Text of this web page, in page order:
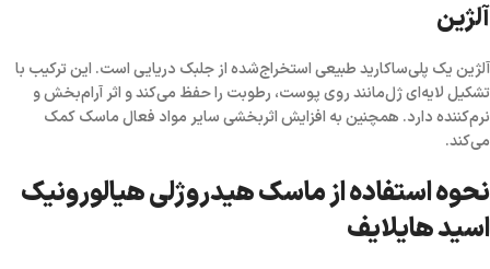
آلژین
آلژین یک پلی‌ساکارید طبیعی استخراج‌شده از جلبک دریایی است. این ترکیب با
تشکیل لایه‌ای ژل‌مانند روی پوست، رطوبت را حفظ می‌کند و اثر آرام‌بخش و
نرم‌کننده دارد. همچنین به افزایش اثربخشی سایر مواد فعال ماسک کمک
می‌کند.
نحوه استفاده از ماسک هیدروژلی هیالورونیک
اسید هایلایف